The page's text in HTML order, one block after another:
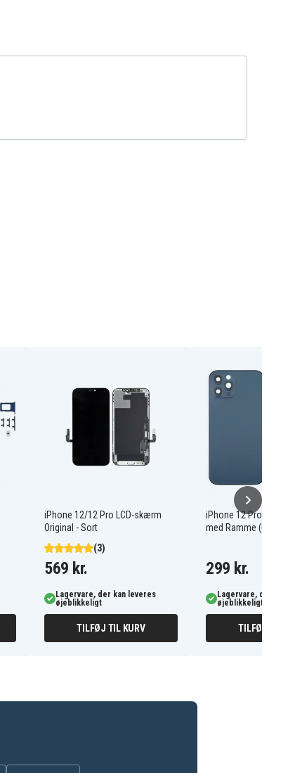
iPhone 12/12 Pro LCD-skærm
Original - Sort
(3)
569 kr.
Lagervare, der kan leveres
øjeblikkeligt
TILFØJ TIL KURV
iPhone 12 Pro
med Ramme (uden
299 kr.
Lagervare, der kan
øjeblikkeligt
TILFØJ TIL